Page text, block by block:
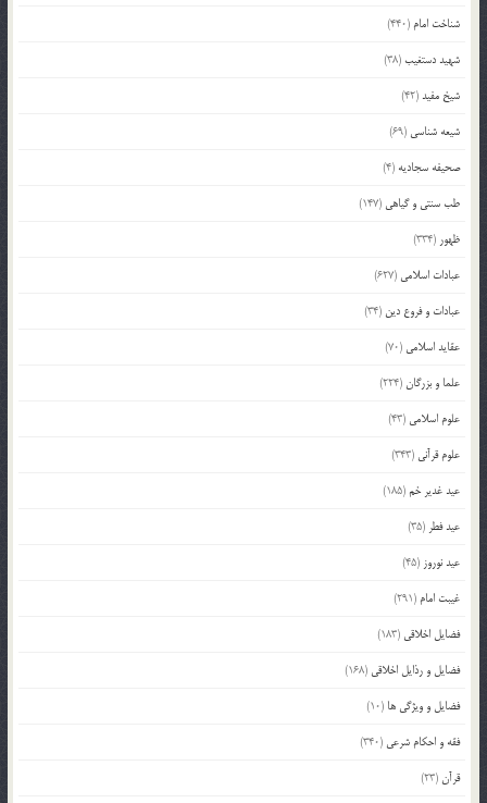
شناخت امام (440)
شهید دستغیب(38)
شیخ مفید(42)
شیعه شناسی (69)
صحیفه سجادیه (4)
طب سنتی و گیاهی (147)
ظهور (334)
عبادات اسلامی (627)
عبادات و فروع دین (34)
عقاید اسلامی (70)
علما و بزرگان(224)
علوم اسلامی (43)
علوم قرآنی (343)
عید غدیر خم(185)
عید فطر (35)
عید نوروز (45)
غیبت امام (291)
فضایل اخلاقی (183)
فضایل و رذایل اخلاقی (168)
فضایل و ویژگی ها (10)
فقه و احکام شرعی (340)
قرآن(23)